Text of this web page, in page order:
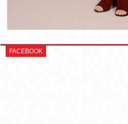
FACEBOOK